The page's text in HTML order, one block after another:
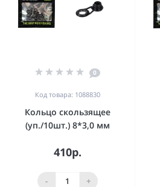
0
Код товара: 1088830
Кольцо скользящее
(уп./10шт.) 8*3,0 мм
410р.
- +